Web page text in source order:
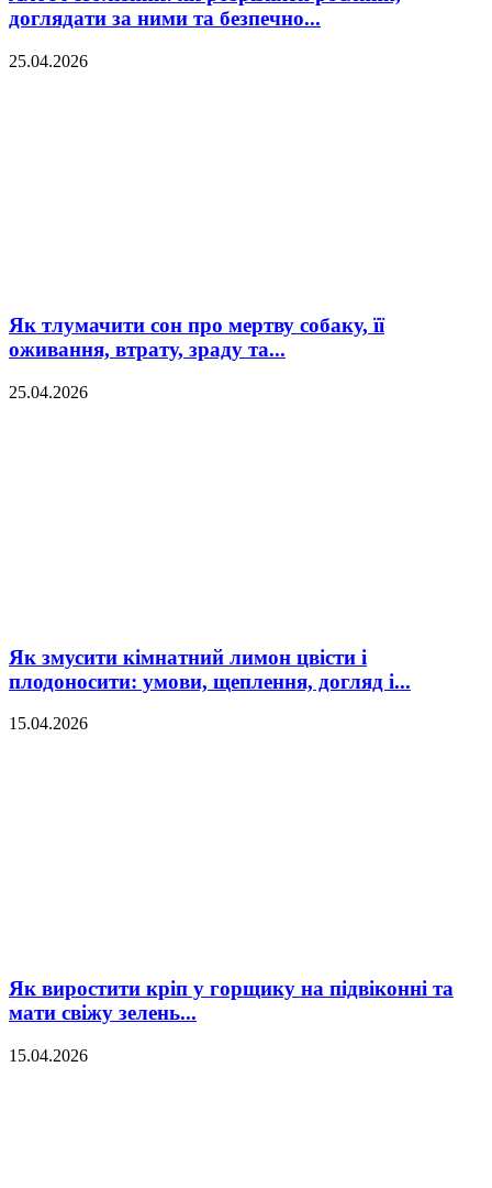
доглядати за ними та безпечно...
25.04.2026
Як тлумачити сон про мертву собаку, її
оживання, втрату, зраду та...
25.04.2026
Як змусити кімнатний лимон цвісти і
плодоносити: умови, щеплення, догляд і...
15.04.2026
Як виростити кріп у горщику на підвіконні та
мати свіжу зелень...
15.04.2026